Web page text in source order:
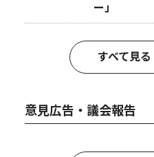
ー」
すべて見る
意見広告・議会報告